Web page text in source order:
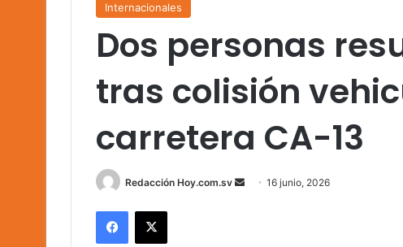
Internacionales
Dos personas
tras colisión
carretera CA-13
Redacción Hoy.com.sv
Send16 junio, 2026
Facebook
X